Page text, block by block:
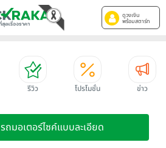
ดูวงเงิน
พร้อมสตาร์ท
รีวิว โปรโมชั่น ข่าว
ถมอเตอร์ไซค์แบบละเอียด